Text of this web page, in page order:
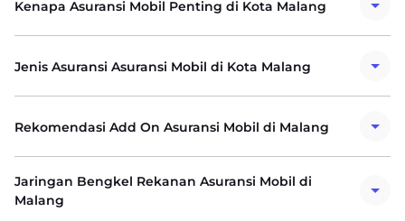
Kenapa Asuransi Mobil Penting di Kota Malang
Jenis Asuransi Asuransi Mobil di Kota Malang
Rekomendasi Add On Asuransi Mobil di Malang
Jaringan Bengkel Rekanan Asuransi Mobil di
Malang